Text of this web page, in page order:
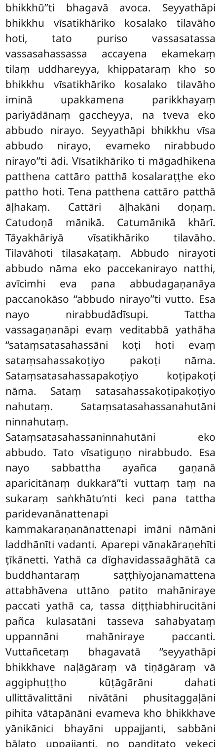
bhikkhū’’ti bhagavā avoca. Seyyathāpi
bhikkhu vīsatikhāriko kosalako tilavāho
hoti, tato puriso vassasatassa
vassasahassassa accayena ekamekaṃ
tilaṃ uddhareyya, khippataraṃ kho so
bhikkhu vīsatikhāriko kosalako tilavāho
iminā upakkamena parikkhayaṃ
pariyādānaṃ gaccheyya, na tveva eko
abbudo nirayo. Seyyathāpi bhikkhu vīsa
abbudo nirayo, evameko nirabbudo
nirayo’’ti ādi. Vīsatikhāriko ti māgadhikena
patthena cattāro patthā kosalaraṭṭhe eko
pattho hoti. Tena patthena cattāro patthā
āḷhakaṃ. Cattāri āḷhakāni doṇaṃ.
Catudoṇā mānikā. Catumānikā khārī.
Tāyakhāriyā vīsatikhāriko tilavāho.
Tilavāhoti tilasakaṭaṃ. Abbudo nirayoti
abbudo nāma eko paccekanirayo natthi,
avīcimhi eva pana abbudagaṇanāya
paccanokāso ‘‘abbudo nirayo’’ti vutto. Esa
nayo nirabbudādīsupi. Tattha
vassagaṇanāpi evaṃ veditabbā yathāha
‘‘sataṃsatasahassāni koṭi hoti evaṃ
sataṃsahassakoṭiyo pakoṭi nāma.
Sataṃsatasahassapakoṭiyo koṭipakoṭi
nāma. Sataṃ satasahassakoṭipakoṭiyo
nahutaṃ. Sataṃsatasahassanahutāni
ninnahutaṃ.
Sataṃsatasahassaninnahutāni eko
abbudo. Tato vīsatiguṇo nirabbudo. Esa
nayo sabbattha ayañca gaṇanā
aparicitānaṃ dukkarā’’ti vuttaṃ taṃ na
sukaraṃ saṅkhātu’nti keci pana tattha
paridevanānattenapi
kammakaraṇanānattenapi imāni nāmāni
laddhānīti vadanti. Aparepi vānakāraṇehīti
ṭīkānetti. Yathā ca dīghavidassaāghātā ca
buddhantaraṃ saṭṭhiyojanamattena
attabhāvena uttāno patito mahāniraye
paccati yathā ca, tassa diṭṭhiabhirucitāni
pañca kulasatāni tasseva sahabyataṃ
uppannāni mahāniraye paccanti.
Vuttañcetaṃ bhagavatā ‘‘seyyathāpi
bhikkhave naḷāgāraṃ vā tiṇāgāraṃ vā
aggiphuṭṭho kūṭāgārāni dahati
ullittāvalittāni nivātāni phusitaggaḷāni
pihita vātapānāni evameva kho bhikkhave
yānikānici bhayāni uppajjanti, sabbāni
bālato uppajjanti, no paṇḍitato yekeci